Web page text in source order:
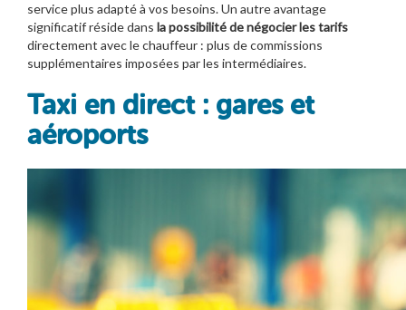
service plus adapté à vos besoins. Un autre avantage
significatif réside dans la possibilité de négocier les tarifs
directement avec le chauffeur : plus de commissions
supplémentaires imposées par les intermédiaires.
Taxi en direct : gares et
aéroports